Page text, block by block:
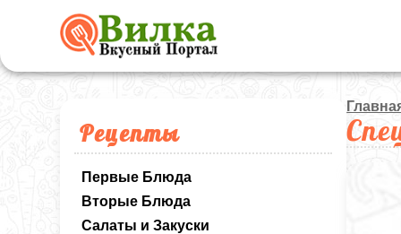
Рецепты
Первые Блюда
Вторые Блюда
Салаты и Закуски